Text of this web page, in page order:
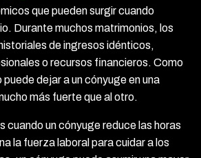
que pueden surgir cuando
Durante muchos matrimonios, los
de ingresos idénticos,
o recursos financieros. Como
dejar a un cónyuge en una
más fuerte que al otro.
cuando un cónyuge reduce las horas
la fuerza laboral para cuidar a los